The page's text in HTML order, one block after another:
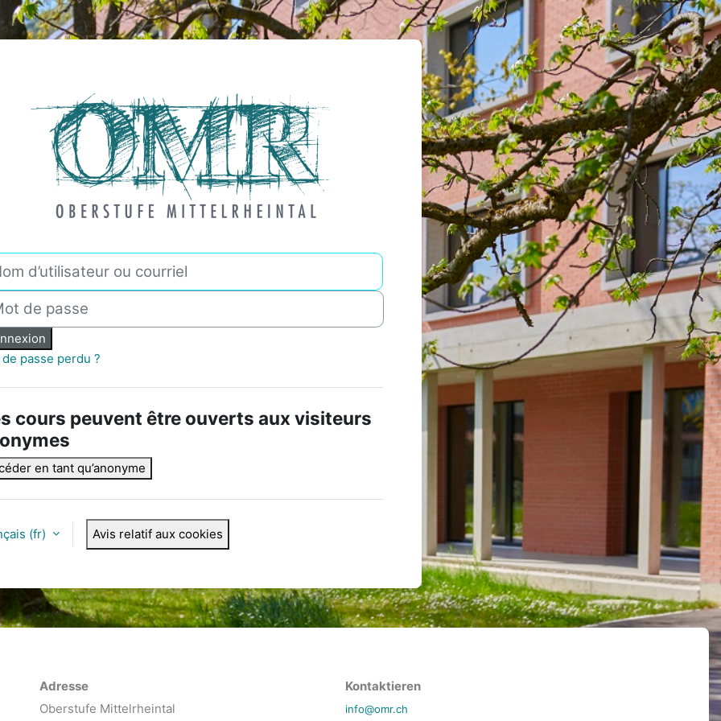
à LernLab
d’utilisateur ou courriel
passe
passe perdu ?
cours peuvent être ouverts aux visiteurs
en tant qu’anonyme
‎(fr)‎ Avis relatif aux cookies
Adresse
Oberstufe Mittelrheintal
Kontaktieren
info@omr.ch